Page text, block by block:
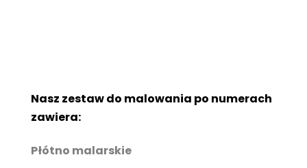
Nasz zestaw do malowania po numerach
zawiera:
Płótno malarskie